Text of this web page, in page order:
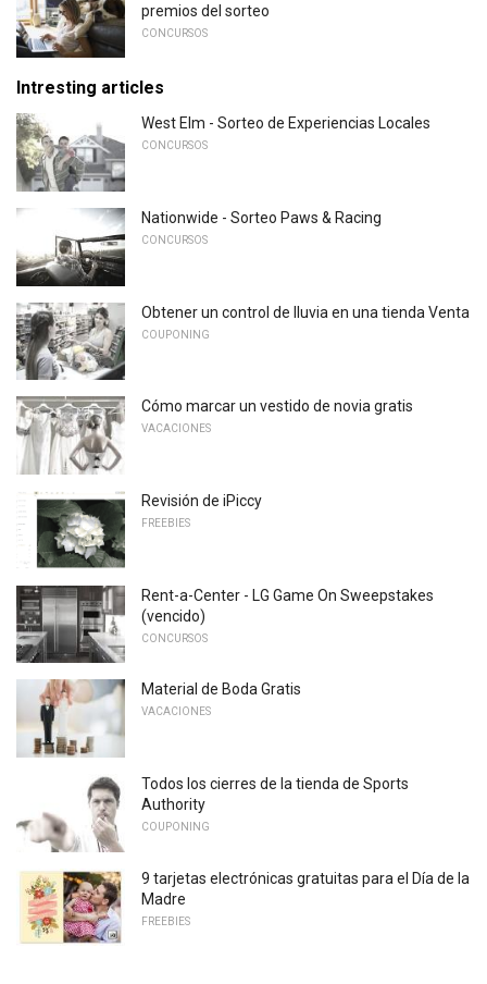
premios del sorteo
CONCURSOS
Intresting articles
West Elm - Sorteo de Experiencias Locales
CONCURSOS
Nationwide - Sorteo Paws & Racing
CONCURSOS
Obtener un control de lluvia en una tienda Venta
COUPONING
Cómo marcar un vestido de novia gratis
VACACIONES
Revisión de iPiccy
FREEBIES
Rent-a-Center - LG Game On Sweepstakes
(vencido)
CONCURSOS
Material de Boda Gratis
VACACIONES
Todos los cierres de la tienda de Sports
Authority
COUPONING
9 tarjetas electrónicas gratuitas para el Día de la
Madre
FREEBIES